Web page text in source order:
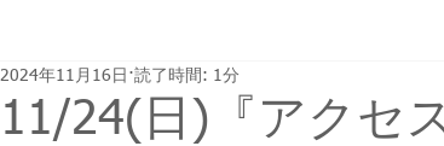
11/24(日)『アクセ
2024年11月16日 読了時間: 1分